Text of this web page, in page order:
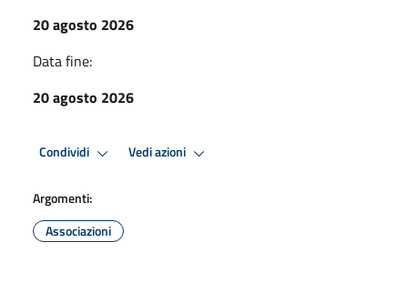
20 agosto 2026
Data fine:
20 agosto 2026
Condividi Vedi azioni
Argomenti:
Associazioni